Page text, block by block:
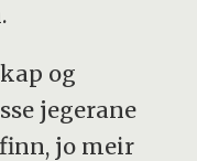
og
jegerane
jo meir